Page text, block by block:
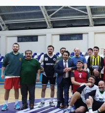
KÜLTÜR-SANAT
Magazin
Medya
Politika